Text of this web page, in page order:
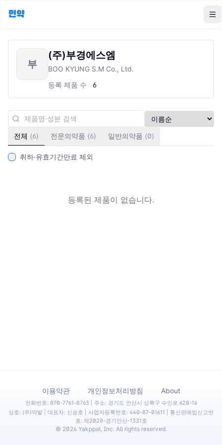
먼약
부
(주)부경에스엠
BOO KYUNG S.M Co., Ltd.
등록 제품 수
6
전체 (6) 전문의약품 (6) 일반의약품 (0)
취하·유효기간만료 제외
등록된 제품이 없습니다.
이용약관 개인정보처리방침 About
전화번호: 070-7761-8763 | 주소: 경기도 안산시 상록구 수인로 628-16
상호: (주)약발 | 대표자: 신승호 | 사업자등록번호: 440-87-01611 | 통신판매업신고번
호: 제2020-경기안산-1331호
© 2026 Yakppal, Inc. All rights reserved.